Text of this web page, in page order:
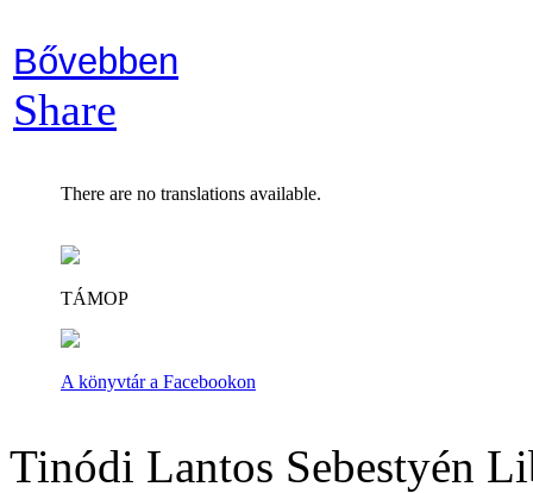
Bővebben
Share
There are no translations available.
TÁMOP
A könyvtár a Facebookon
Tinódi Lantos Sebestyén